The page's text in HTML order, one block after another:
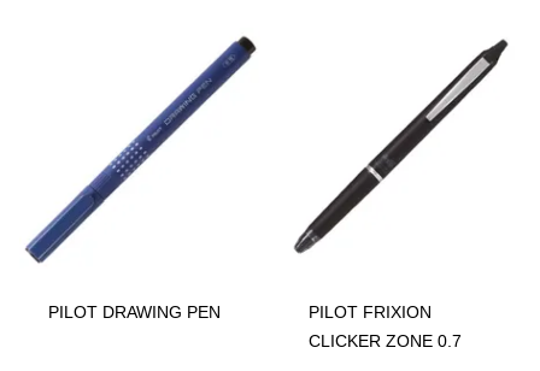
PILOT DRAWING PEN
PILOT FRIXION
CLICKER ZONE 0.7